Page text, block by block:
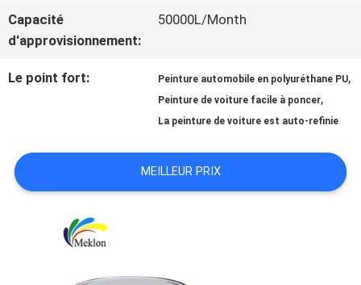
NOUVELLES
SOUMISSION
SITEMAP
Capacité
d'approvisionnement:
50000L/Month
Le point fort: Peinture automobile en polyuréthane PU,
Peinture de voiture facile à poncer,
La peinture de voiture est auto-refinie
MEILLEUR PRIX